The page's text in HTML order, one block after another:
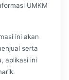
UMKM
ini akan
serta
aplikasi ini